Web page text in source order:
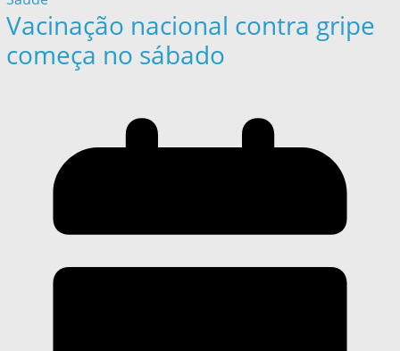
Vacinação nacional contra gripe
começa no sábado